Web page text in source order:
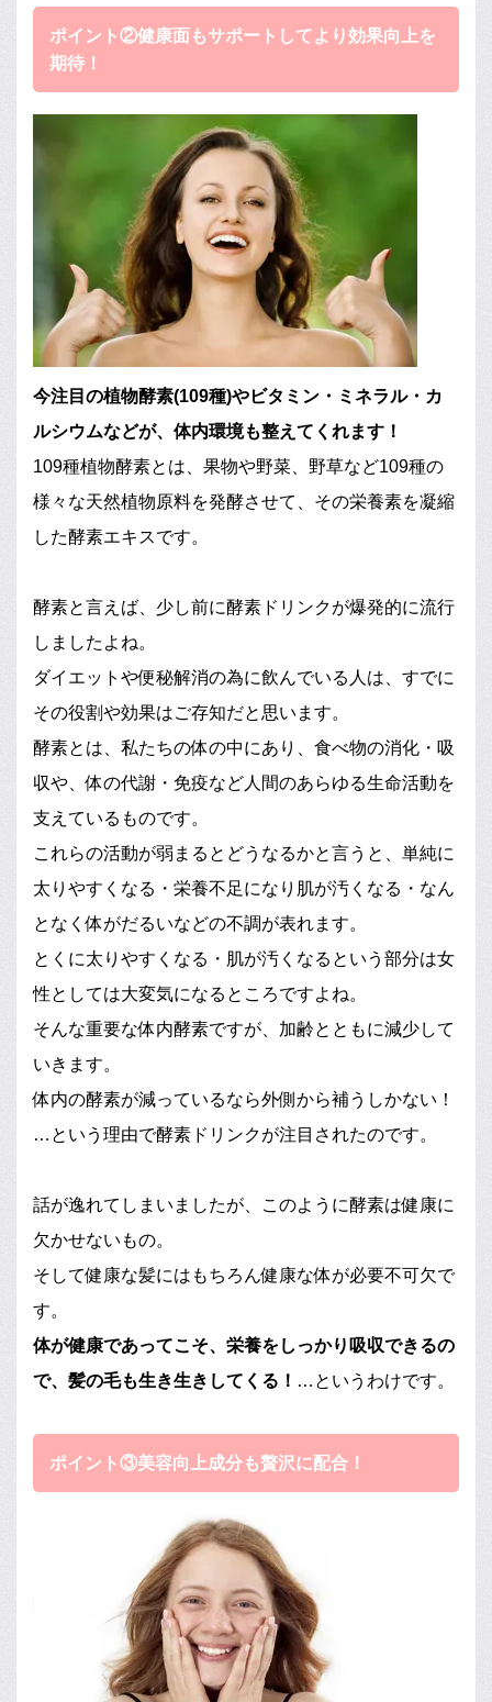
ポイント②健康面もサポートしてより効果向上を
期待！
今注目の植物酵素(109種)やビタミン・ミネラル・カ
ルシウムなどが、体内環境も整えてくれます！
109種植物酵素とは、果物や野菜、野草など109種の
様々な天然植物原料を発酵させて、その栄養素を凝縮
した酵素エキスです。
酵素と言えば、少し前に酵素ドリンクが爆発的に流行
しましたよね。
ダイエットや便秘解消の為に飲んでいる人は、すでに
その役割や効果はご存知だと思います。
酵素とは、私たちの体の中にあり、食べ物の消化・吸
収や、体の代謝・免疫など人間のあらゆる生命活動を
支えているものです。
これらの活動が弱まるとどうなるかと言うと、単純に
太りやすくなる・栄養不足になり肌が汚くなる・なん
となく体がだるいなどの不調が表れます。
とくに太りやすくなる・肌が汚くなるという部分は女
性としては大変気になるところですよね。
そんな重要な体内酵素ですが、加齢とともに減少して
いきます。
体内の酵素が減っているなら外側から補うしかない！
…という理由で酵素ドリンクが注目されたのです。
話が逸れてしまいましたが、このように酵素は健康に
欠かせないもの。
そして健康な髪にはもちろん健康な体が必要不可欠で
す。
体が健康であってこそ、栄養をしっかり吸収できるの
で、髪の毛も生き生きしてくる！ …というわけです。
ポイント③美容向上成分も贅沢に配合！